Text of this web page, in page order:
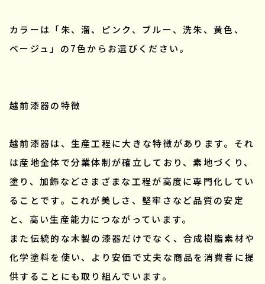
カラーは「朱、溜、ピンク、ブルー、洗朱、黄色、
ベージュ」の7色からお選びください。
越前漆器の特徴
越前漆器は、生産工程に大きな特徴があります。それ
は産地全体で分業体制が確立しており、素地づくり、
塗り、加飾などさまざまな工程が高度に専門化してい
ることです。これが美しさ、堅牢さなど品質の安定
と、高い生産能力につながっています。
また伝統的な木製の漆器だけでなく、合成樹脂素材や
化学塗料を使い、より安価で丈夫な商品を消費者に提
供することにも取り組んでいます。